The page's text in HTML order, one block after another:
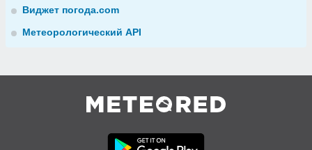
Виджет погода.com
Метеорологический API